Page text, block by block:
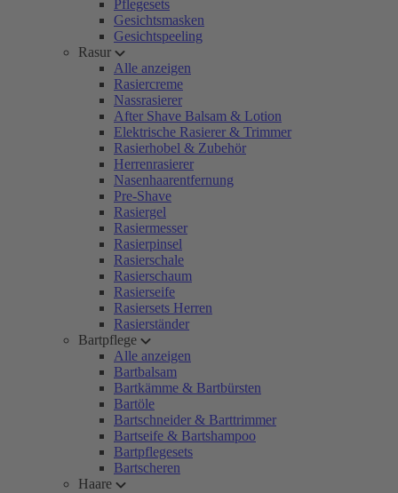
Pflegesets
Gesichtsmasken
Gesichtspeeling
Rasur
Alle anzeigen
Rasiercreme
Nassrasierer
After Shave Balsam & Lotion
Elektrische Rasierer & Trimmer
Rasierhobel & Zubehör
Herrenrasierer
Nasenhaarentfernung
Pre-Shave
Rasiergel
Rasiermesser
Rasierpinsel
Rasierschale
Rasierschaum
Rasierseife
Rasiersets Herren
Rasierständer
Bartpflege
Alle anzeigen
Bartbalsam
Bartkämme & Bartbürsten
Bartöle
Bartschneider & Barttrimmer
Bartseife & Bartshampoo
Bartpflegesets
Bartscheren
Haare